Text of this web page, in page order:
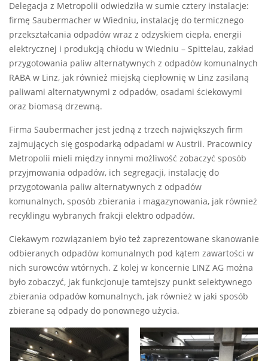
Delegacja z Metropolii odwiedziła w sumie cztery instalacje:
firmę Saubermacher w Wiedniu, instalację do termicznego
przekształcania odpadów wraz z odzyskiem ciepła, energii
elektrycznej i produkcją chłodu w Wiedniu – Spittelau, zakład
przygotowania paliw alternatywnych z odpadów komunalnych
RABA w Linz, jak również miejską ciepłownię w Linz zasilaną
paliwami alternatywnymi z odpadów, osadami ściekowymi
oraz biomasą drzewną.
Firma Saubermacher jest jedną z trzech największych firm
zajmujących się gospodarką odpadami w Austrii. Pracownicy
Metropolii mieli między innymi możliwość zobaczyć sposób
przyjmowania odpadów, ich segregacji, instalację do
przygotowania paliw alternatywnych z odpadów
komunalnych, sposób zbierania i magazynowania, jak również
recyklingu wybranych frakcji elektro odpadów.
Ciekawym rozwiązaniem było też zaprezentowane skanowanie
odbieranych odpadów komunalnych pod kątem zawartości w
nich surowców wtórnych. Z kolej w koncernie LINZ AG można
było zobaczyć, jak funkcjonuje tamtejszy punkt selektywnego
zbierania odpadów komunalnych, jak również w jaki sposób
zbierane są odpady do ponownego użycia.